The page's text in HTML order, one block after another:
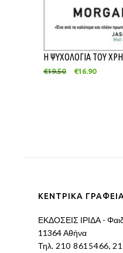
Η ΨΥΧΟΛΟΓΙΑ ΤΟΥ
€19.50 €16.90
ΚΕΝΤΡΙΚΑ ΓΡΑΦΕΙΑ
ΕΚΔΟΣΕΙΣ ΙΡΙΔΑ -
11364 Αθήνα
Τηλ. 210 8615466,